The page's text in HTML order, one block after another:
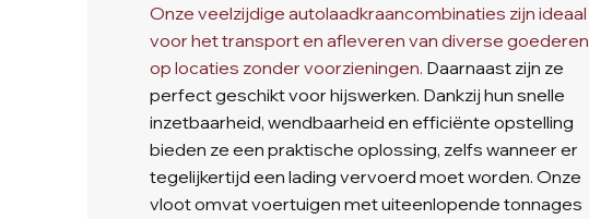
Onze veelzijdige autolaadkraancombinaties zijn ideaal
voor het transport en afleveren van diverse goederen
op locaties zonder voorzieningen. Daarnaast zijn ze
perfect geschikt voor hijswerken. Dankzij hun snelle
inzetbaarheid, wendbaarheid en efficiënte opstelling
bieden ze een praktische oplossing, zelfs wanneer er
tegelijkertijd een lading vervoerd moet worden. Onze
vloot omvat voertuigen met uiteenlopende tonnages